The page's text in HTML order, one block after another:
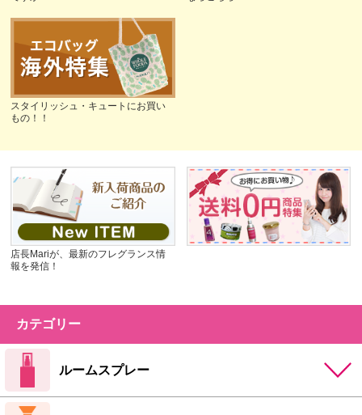
スタイリッシュ・キュートにお買い
もの！！
店長Mariが、最新のフレグランス情
報を発信！
カテゴリー
ルームスプレー